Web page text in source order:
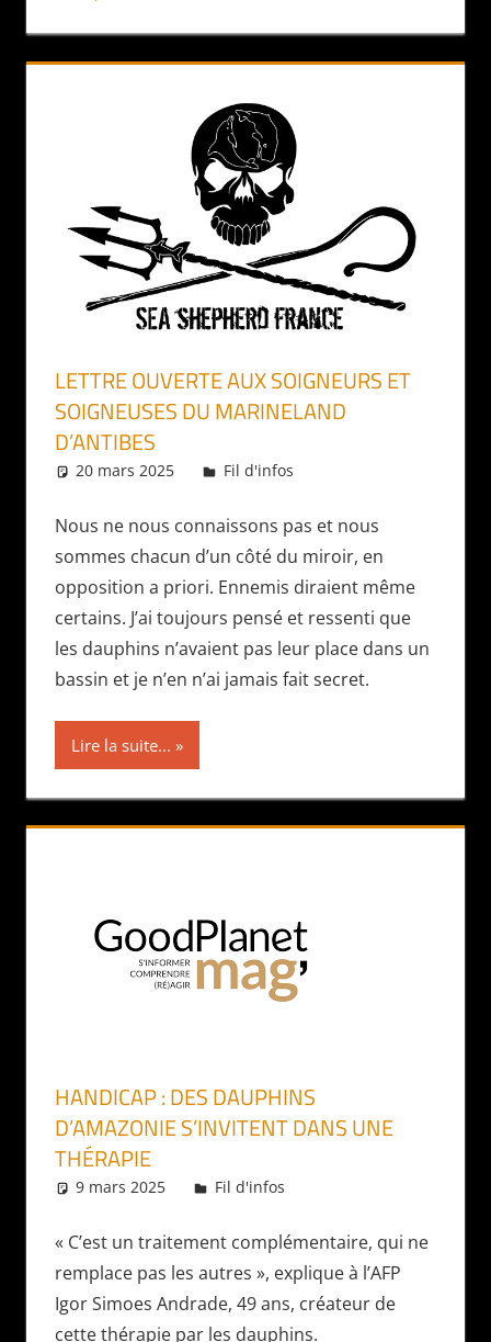
LETTRE OUVERTE AUX SOIGNEURS ET
SOIGNEUSES DU MARINELAND
D’ANTIBES
20 mars 2025 Daniel
Fil d'infos
Nous ne nous connaissons pas et nous
sommes chacun d’un côté du miroir, en
opposition a priori. Ennemis diraient même
certains. J’ai toujours pensé et ressenti que
les dauphins n’avaient pas leur place dans un
bassin et je n’en n’ai jamais fait secret.
Lire la suite...
HANDICAP : DES DAUPHINS
D’AMAZONIE S’INVITENT DANS UNE
THÉRAPIE
9 mars 2025 Daniel
Fil d'infos
« C’est un traitement complémentaire, qui ne
remplace pas les autres », explique à l’AFP
Igor Simoes Andrade, 49 ans, créateur de
cette thérapie par les dauphins.